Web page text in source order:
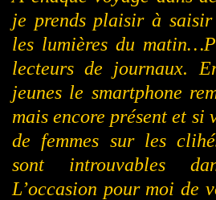
je prends plaisir à saisir
les lumières du
lecteurs de journaux.
jeunes le smartphone
mais encore présent et si
de femmes sur les
sont introuvables
L’occasion pour moi de